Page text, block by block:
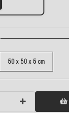
50 x 50 x 5 cm